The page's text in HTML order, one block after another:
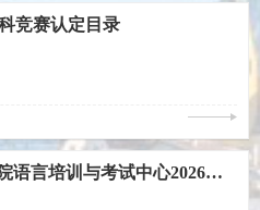
考考生及家长直观了解学院德标
学子及家...
竞赛认定目录
DaF中德科技学院语言培训与考试中心2026德福考试（Test-DaF）备考班